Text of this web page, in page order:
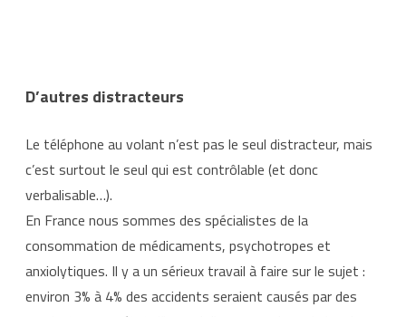
D’autres distracteurs
Le téléphone au volant n’est pas le seul distracteur, mais
c’est surtout le seul qui est contrôlable (et donc
verbalisable…).
En France nous sommes des spécialistes de la
consommation de médicaments, psychotropes et
anxiolytiques. Il y a un sérieux travail à faire sur le sujet :
environ 3% à 4% des accidents seraient causés par des